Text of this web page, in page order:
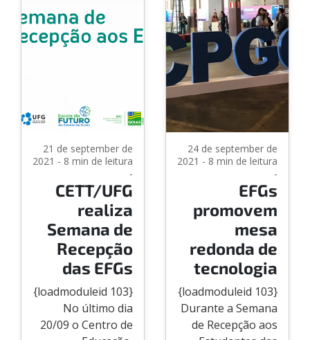
21 de september de
2021 - 8 min de leitura
-
CETT/UFG
realiza
Semana de
Recepção
das EFGs
{loadmoduleid 103}
No último dia
20/09 o Centro de
24 de september de
2021 - 8 min de leitura
-
EFGs
promovem
mesa
redonda de
tecnologia
{loadmoduleid 103}
Durante a Semana
de Recepção aos